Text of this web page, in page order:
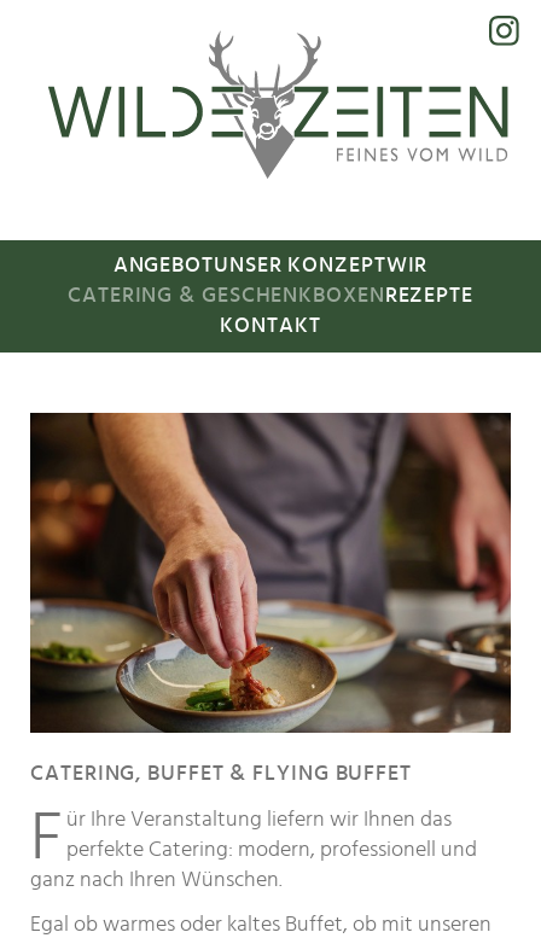
ANGEBOTUNSER KONZEPTWIR
CATERING & GESCHENKBOXEN REZEPTE
KONTAKT
CATERING, BUFFET & FLYING BUFFET
F ür Ihre Veranstaltung liefern wir Ihnen das
perfekte Catering: modern, professionell und
ganz nach Ihren Wünschen.
Egal ob warmes oder kaltes Buffet, ob mit unseren